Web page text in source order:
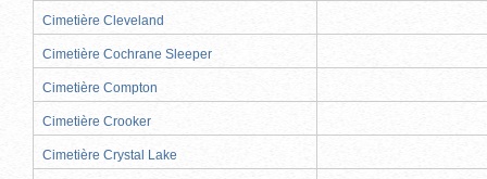
Cimetière Cleveland
Cimetière Cochrane Sleeper
Cimetière Compton
Cimetière Crooker
Cimetière Crystal Lake